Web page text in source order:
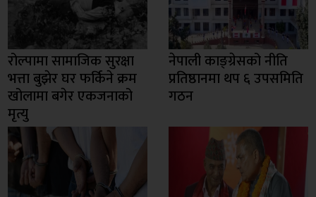
रोल्पामा सामाजिक सुरक्षा
भत्ता बुझेर घर फर्किने क्रम
खोलामा बगेर एकजनाको
मृत्यु
नेपाली काङ्ग्रेसको नीति
प्रतिष्ठानमा थप ६ उपसमिति
गठन